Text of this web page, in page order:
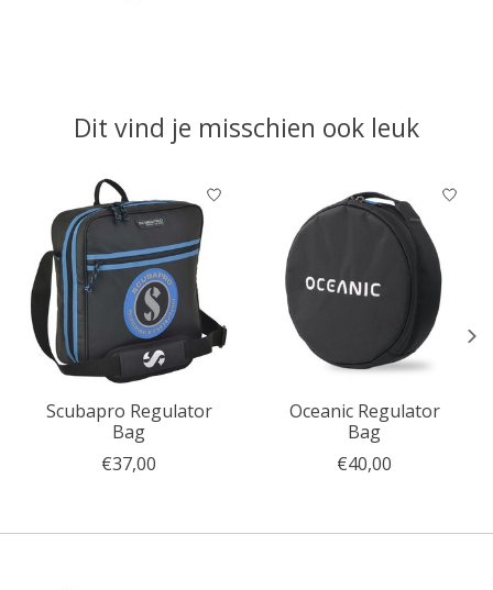
Dit vind je misschien ook leuk
Items van productcarrousel
Scubapro Regulator
Bag
€37,00
Oceanic Regulator
Bag
€40,00